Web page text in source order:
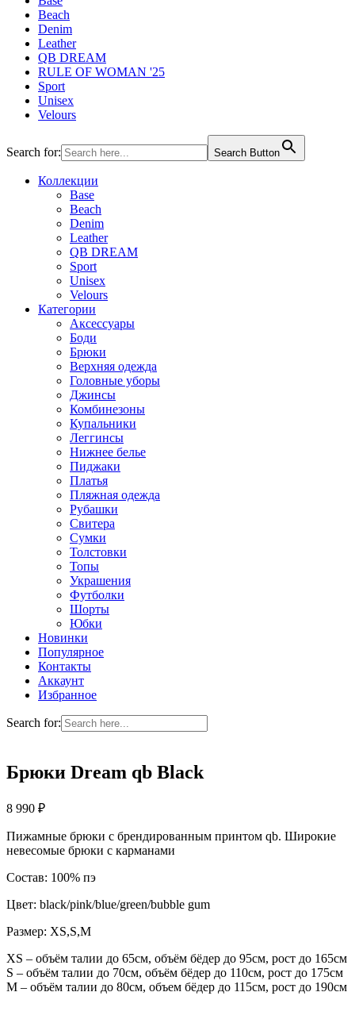
Beach
Denim
Leather
QB DREAM
RULE OF WOMAN '25
Sport
Unisex
Velours
Search for: Search Button
Коллекции
Base
Beach
Denim
Leather
QB DREAM
Sport
Unisex
Velours
Категории
Аксессуары
Боди
Брюки
Верхняя одежда
Головные уборы
Джинсы
Комбинезоны
Купальники
Леггинсы
Нижнее белье
Пиджаки
Платья
Пляжная одежда
Рубашки
Свитера
Сумки
Толстовки
Топы
Украшения
Футболки
Шорты
Юбки
Новинки
Популярное
Контакты
Аккаунт
Избранное
Search for:
Брюки Dream qb Black
8 990 ₽
Пижамные брюки с брендированным принтом qb. Широкие
невесомые брюки с карманами
Состав: 100% пэ
Цвет: black/pink/blue/green/bubble gum
Размер: XS,S,M
XS – объём талии до 65см, объём бёдер до 95см, рост до 165см
S – объём талии до 70см, объём бёдер до 110см, рост до 175см
M – объём талии до 80см, объем бёдер до 115см, рост до 190см